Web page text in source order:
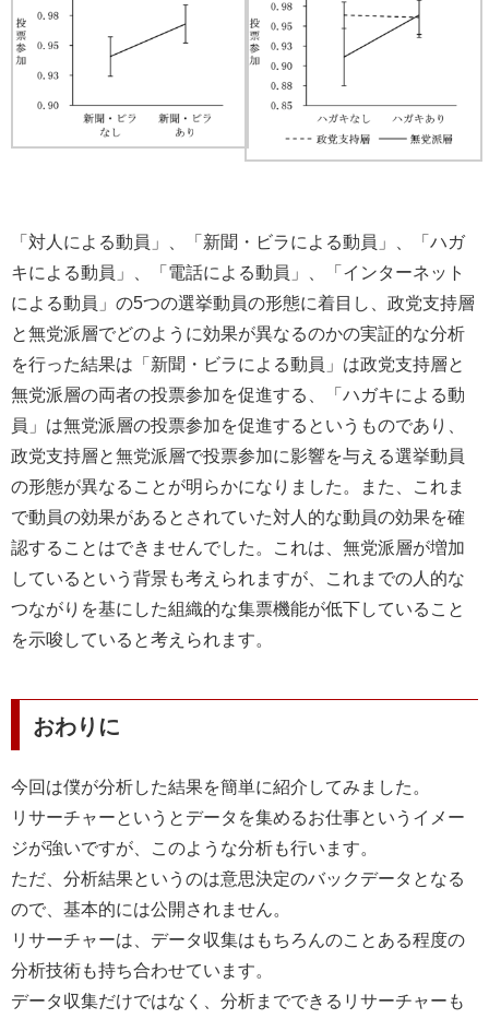
「対人による動員」、「新聞・ビラによる動員」、「ハガ
キによる動員」、「電話による動員」、「インターネット
による動員」の5つの選挙動員の形態に着目し、政党支持層
と無党派層でどのように効果が異なるのかの実証的な分析
を行った結果は「新聞・ビラによる動員」は政党支持層と
無党派層の両者の投票参加を促進する、「ハガキによる動
員」は無党派層の投票参加を促進するというものであり、
政党支持層と無党派層で投票参加に影響を与える選挙動員
の形態が異なることが明らかになりました。また、これま
で動員の効果があるとされていた対人的な動員の効果を確
認することはできませんでした。これは、無党派層が増加
しているという背景も考えられますが、これまでの人的な
つながりを基にした組織的な集票機能が低下していること
を示唆していると考えられます。
おわりに
今回は僕が分析した結果を簡単に紹介してみました。
リサーチャーというとデータを集めるお仕事というイメー
ジが強いですが、このような分析も行います。
ただ、分析結果というのは意思決定のバックデータとなる
ので、基本的には公開されません。
リサーチャーは、データ収集はもちろんのことある程度の
分析技術も持ち合わせています。
データ収集だけではなく、分析までできるリサーチャーも